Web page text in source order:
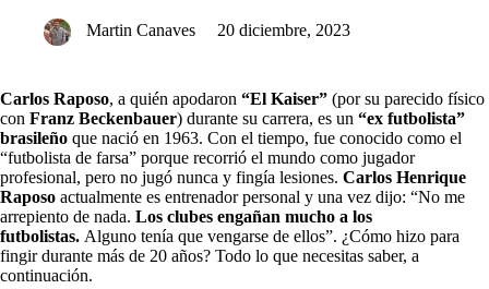
Martin Canaves 20 diciembre, 2023
Carlos Raposo, a quién apodaron “El Kaiser” (por su parecido físico
con Franz Beckenbauer) durante su carrera, es un “ex futbolista”
brasileño que nació en 1963. Con el tiempo, fue conocido como el
“futbolista de farsa” porque recorrió el mundo como jugador
profesional, pero no jugó nunca y fingía lesiones. Carlos Henrique
Raposo actualmente es entrenador personal y una vez dijo: “No me
arrepiento de nada. Los clubes engañan mucho a los
futbolistas. Alguno tenía que vengarse de ellos”. ¿Cómo hizo para
fingir durante más de 20 años? Todo lo que necesitas saber, a
continuación.